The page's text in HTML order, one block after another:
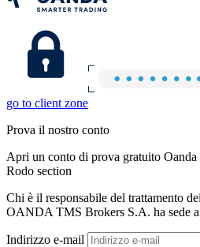
go to client zone
Prova il nostro conto
Apri un conto di prova gratuito Oanda
Rodo section
Chi è il responsabile del trattamento
OANDA TMS Brokers S.A. ha sede a
Indirizzo e-mail